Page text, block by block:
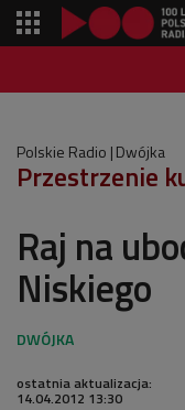
Polskie Radio Dwójka
Przestrzenie
Raj na
Niskiego
ostatnia aktualizacja:
14.04.2012 13:30